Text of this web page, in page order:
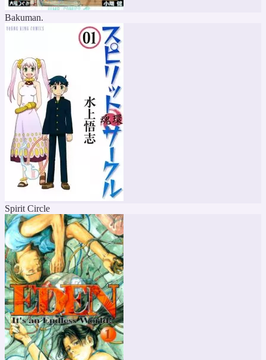
Bakuman.
Spirit Circle